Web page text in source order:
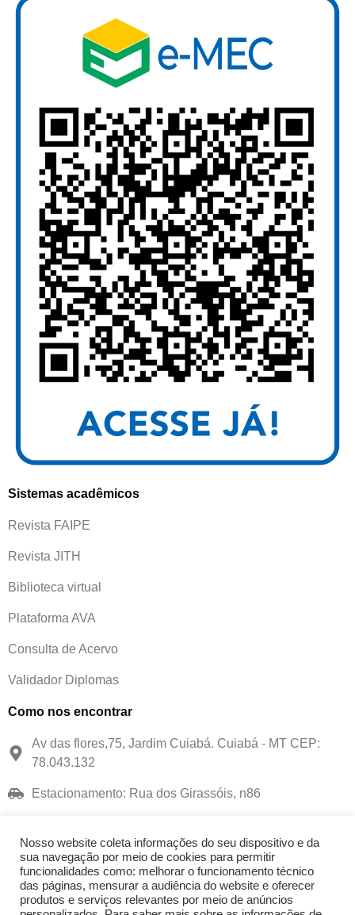
Sistemas acadêmicos
Revista FAIPE
Revista JITH
Biblioteca virtual
Plataforma AVA
Consulta de Acervo
Validador Diplomas
Como nos encontrar
Av das flores,75, Jardim Cuiabá. Cuiabá - MT CEP:
78.043.132
Estacionamento: Rua dos Girassóis, n86
contato@faipe.edu.br
Contato
Nosso website coleta informações do seu dispositivo e da
sua navegação por meio de cookies para permitir
funcionalidades como: melhorar o funcionamento técnico
das páginas, mensurar a audiência do website e oferecer
produtos e serviços relevantes por meio de anúncios